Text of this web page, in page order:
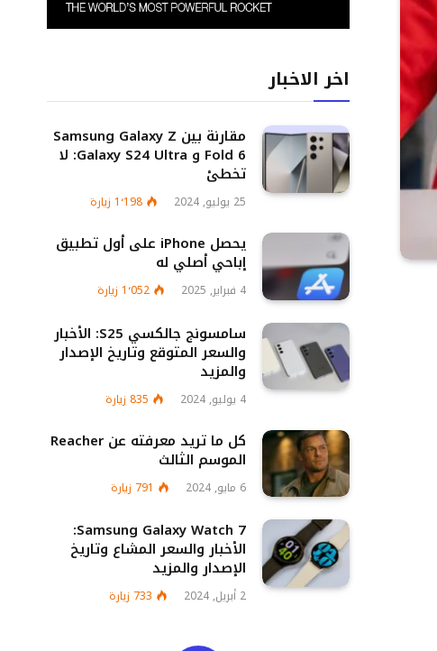
اخر الاخبار
مقارنة بين Samsung Galaxy Z
Fold 6 و Galaxy S24 Ultra: لا
تخطئ
25 يوليو, 2024 1٬198 زيارة
يحصل iPhone على أول تطبيق
إباحي أصلي له
4 فبراير, 2025 1٬052 زيارة
سامسونج جالكسي S25: الأخبار
والسعر المتوقع وتاريخ الإصدار
والمزيد
4 يوليو, 2024 835 زيارة
كل ما تريد معرفته عن Reacher
الموسم الثالث
6 مايو, 2024 791 زيارة
Samsung Galaxy Watch 7:
الأخبار والسعر المشاع وتاريخ
الإصدار والمزيد
2 أبريل, 2024 733 زيارة